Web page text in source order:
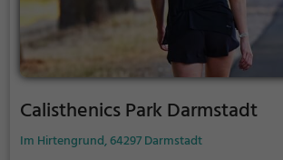
Calisthenics Park Darmstadt
Im Hirtengrund, 64297 Darmstadt